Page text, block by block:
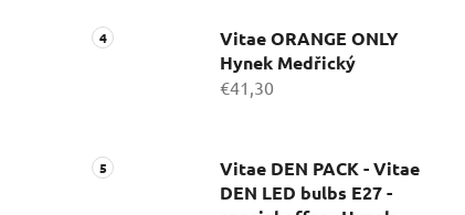
Vitae ORANGE ONLY
Hynek Medřický
€41,30
Vitae DEN PACK - Vitae
DEN LED bulbs E27 -